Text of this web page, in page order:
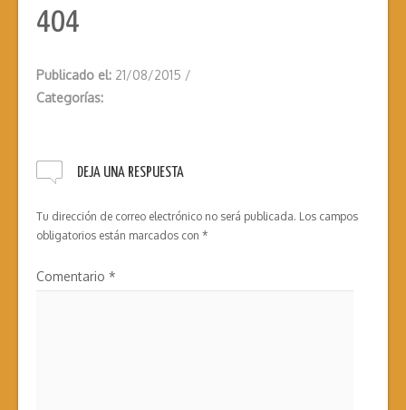
404
Publicado el: 21/08/2015 /
Categorías:
DEJA UNA RESPUESTA
Tu dirección de correo electrónico no será publicada. Los campos
obligatorios están marcados con *
Comentario *